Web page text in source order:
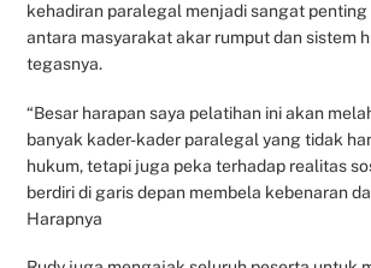
kehadiran paralegal menjadi sangat
antara masyarakat akar rumput dan sistem
tegasnya.
“Besar harapan saya pelatihan ini akan
banyak kader-kader paralegal yang tidak
hukum, tetapi juga peka terhadap realitas
berdiri di garis depan membela kebenaran
Harapnya